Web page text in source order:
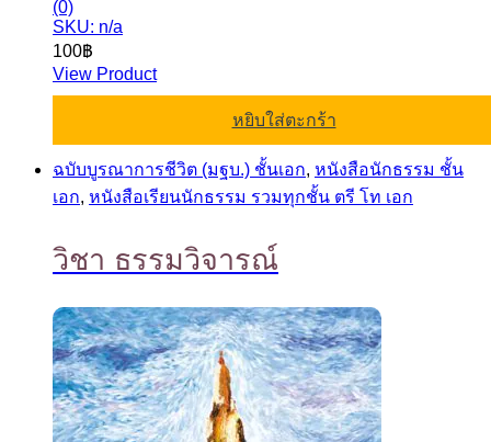
(0)
SKU: n/a
100฿
View Product
หยิบใส่ตะกร้า
ฉบับบูรณาการชีวิต (มฐบ.) ชั้นเอก, หนังสือนักธรรม ชั้น
เอก, หนังสือเรียนนักธรรม รวมทุกชั้น ตรี โท เอก
วิชา ธรรมวิจารณ์